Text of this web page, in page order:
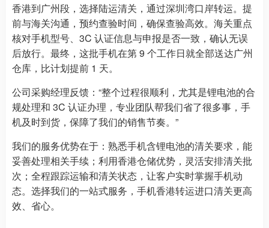
香港到广州段，选择陆运清关，通过深圳湾口岸转运。提
前与海关沟通，预约查验时间，确保查验高效。海关重点
核对手机型号、3C 认证信息与申报是否一致，确认无误
后放行。最终，这批手机在第 9 个工作日就全部送达广州
仓库，比计划提前 1 天。
公司采购经理反馈：“整个过程很顺利，尤其是锂电池的合
规处理和 3C 认证办理，专业团队帮我们省了很多事，手
机及时到货，保障了我们的销售节奏。”
我们的服务优势在于：熟悉手机含锂电池的清关要求，能
妥善处理相关手续；利用香港仓储优势，灵活安排清关批
次；全程跟踪运输和清关状态，让客户实时掌握手机动
态。选择我们的一站式服务，手机香港转运进口清关更高
效、省心。